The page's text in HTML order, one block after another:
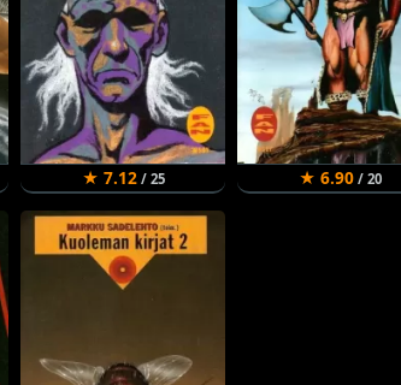
★ 7.12/ 25 ★ 6.90/ 20